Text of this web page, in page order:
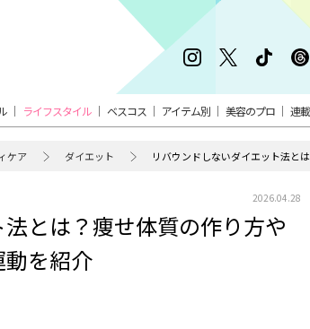
ライフスタイル ベスコス アイテム別 美容のプロ 連載
ケア ダイエット リバウンドしないダイエット法と
2026.04.28
とは？痩せ体質の作り方や
を紹介